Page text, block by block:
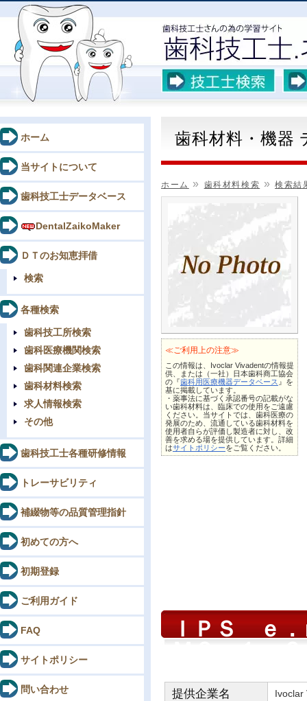
歯科材料・機器
ホーム » 歯科材料検索 »検索結
≪ご利用上の注意≫
この情報は、Ivoclar Vivadentの情報提
供、または（一社）日本歯科商工協会
の『歯科用医療機器データベース 』を
基に掲載しています。
・薬事法に基づく承認番号の記載がな
い歯科材料は、臨床での使用をご遠慮
ください。当サイトでは、歯科医療の
発展のため、流通している歯科材料を
使用者自らが評価し製造者に対し、改
善を求める場を提供しています。詳細
はサイトポリシーをご覧ください。
ＩＰＳ ｅ
提供企業名 Ivoclar
ホーム
当サイトについて
歯科技工士データベース
DentalZaikoMaker
ＤＴのお知恵拝借
検索
各種検索
歯科技工所検索
歯科医療機関検索
歯科関連企業検索
歯科材料検索
求人情報検索
その他
歯科技工士各種研修情報
トレーサビリティ
補綴物等の品質管理指針
初めての方へ
初期登録
ご利用ガイド
FAQ
サイトポリシー
問い合わせ